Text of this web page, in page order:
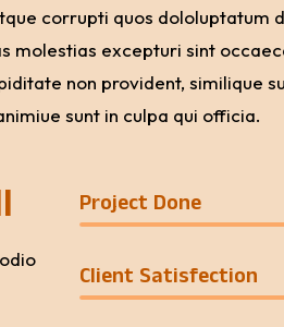
corrupti quos dololuptatum
molestias excepturi sint
non provident, similique
sunt in culpa qui officia.
Project Done
Client Satisfection